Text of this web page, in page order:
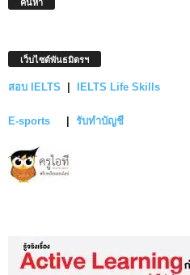
เว็บไซต์พันธมิตรฯ
สอบ IELTS IELTS Life Skills
E-sports รับทำบัญชี